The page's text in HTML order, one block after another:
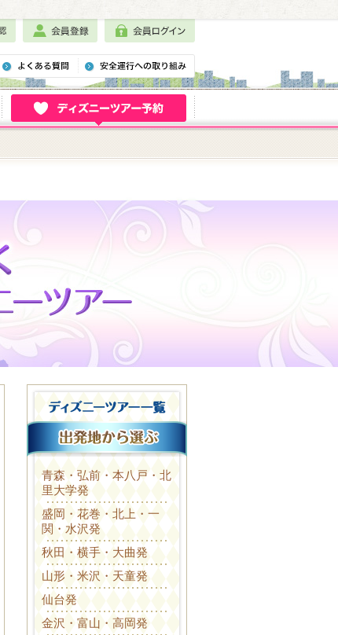
青森・弘前・本八戸・北
里大学発
盛岡・花巻・北上・一
関・水沢発
秋田・横手・大曲発
山形・米沢・天童発
仙台発
金沢・富山・高岡発